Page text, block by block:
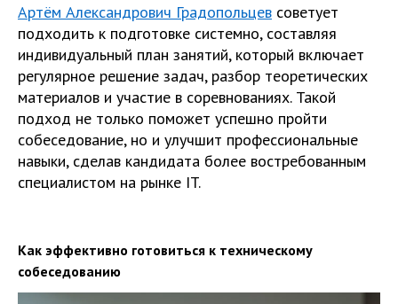
Артём Александрович Градопольцев советует
подходить к подготовке системно, составляя
индивидуальный план занятий, который включает
регулярное решение задач, разбор теоретических
материалов и участие в соревнованиях. Такой
подход не только поможет успешно пройти
собеседование, но и улучшит профессиональные
навыки, сделав кандидата более востребованным
специалистом на рынке IT.
Как эффективно готовиться к техническому
собеседованию